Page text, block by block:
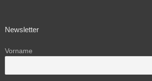
Newsletter
Vorname